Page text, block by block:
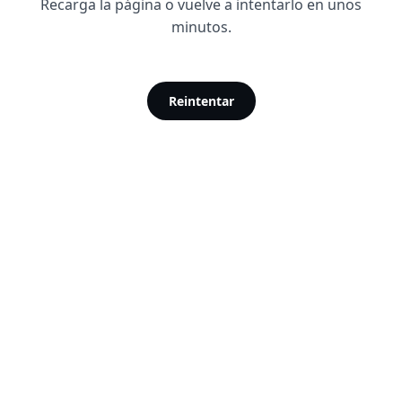
Recarga la página o vuelve a intentarlo en unos
minutos.
Reintentar